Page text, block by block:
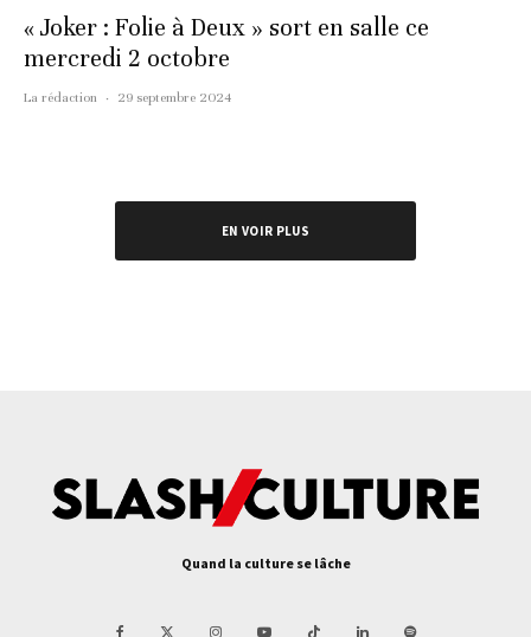
« Joker : Folie à Deux » sort en salle ce
mercredi 2 octobre
La rédaction · 29 septembre 2024
EN VOIR PLUS
Quand la culture se lâche